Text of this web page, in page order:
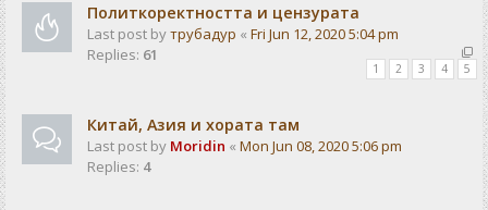
Политкоректността и цензурата
Last post byтрубадур « Fri Jun 12, 2020 5:04 pm
Replies: 61
1 2 3 4 5
Китай, Азия и хората там
Last post by Moridin « Mon Jun 08, 2020 5:06 pm
Replies: 4